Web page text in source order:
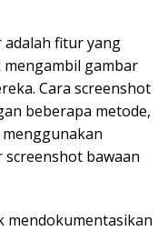
adalah fitur yang
gambar
Cara screenshot
beberapa metode,
bawaan
mendokumentasikan